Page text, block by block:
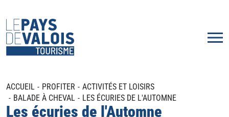
ACCUEIL PROFITER
ACTIVITÉS ET LOISIRS
BALADE À CHEVAL
LES ÉCURIES DE L'AUTOMNE
Les écuries de l'Automne